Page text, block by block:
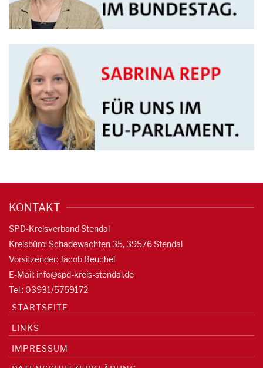
KONTAKT
SPD-Kreisverband Stendal
Kreisbüro: Schadewachten 35, 39576 Stendal
Vorsitzender: Jacob Beuchel
E-Mail: info@spd-kreis-stendal.de
Tel.: 03931/5759172
STARTSEITE
LINKS
IMPRESSUM